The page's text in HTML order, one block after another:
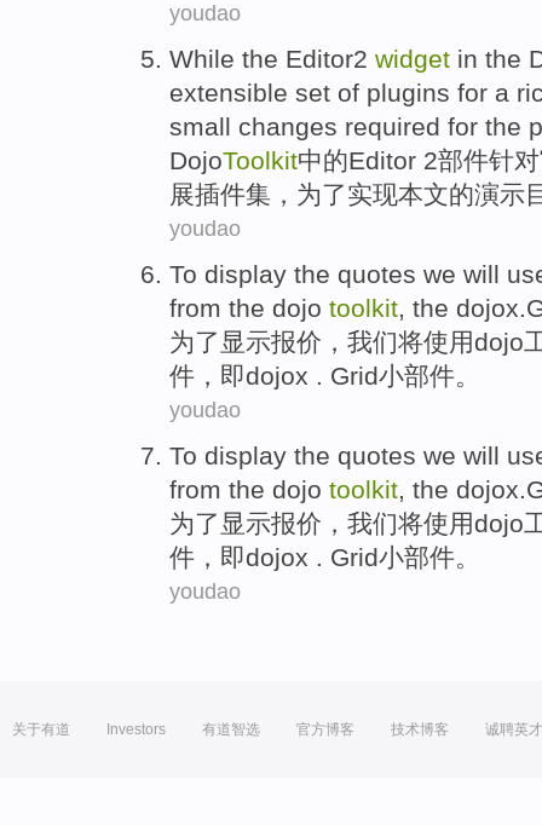
youdao
While the Editor2 widget in the
extensible set of plugins for a
small changes required for the
DojoToolkit中的Editor 2部件针对
展插件集 ， 为了实现本文的演示
youdao
To display the quotes we will
from the dojo toolkit, the
为了 显示报价 ， 我们将使用dojo
件， 即dojox . Grid小部件。
youdao
To display the quotes we will
from the dojo toolkit, the
为了 显示报价 ， 我们将使用dojo
件， 即dojox . Grid小部件。
youdao
关于有道 Investors 有道智选 官方博客 技术博客 诚聘英才